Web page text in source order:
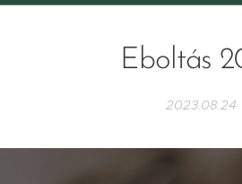
Eboltás
2023.08.24